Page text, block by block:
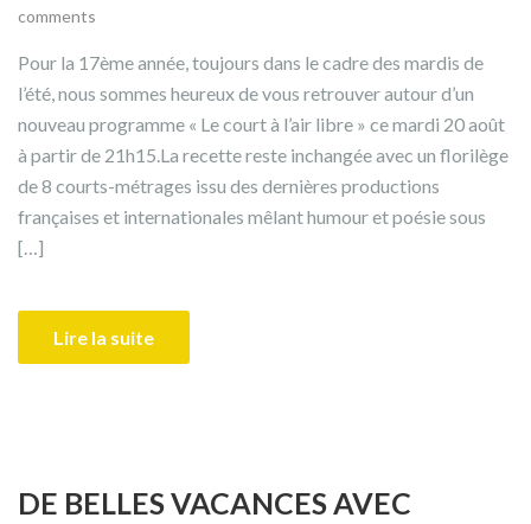
comments
Pour la 17ème année, toujours dans le cadre des mardis de
l’été, nous sommes heureux de vous retrouver autour d’un
nouveau programme « Le court à l’air libre » ce mardi 20 août
à partir de 21h15.La recette reste inchangée avec un florilège
de 8 courts-métrages issu des dernières productions
françaises et internationales mêlant humour et poésie sous
[…]
Lire la suite
DE BELLES VACANCES AVEC